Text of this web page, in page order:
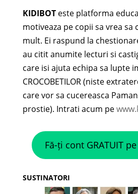
KIDIBOTeste platforma
motiveaza pe copii sa vrea sa
mult. Ei raspund la
au citit anumite lecturi si
care isi ajuta echipa sa lupte
CROCOBETILOR (niste
care vor sa cucereasca
prostie). Intrati acum pe
Fă-ți cont GRATUIT
SUSTINATORI